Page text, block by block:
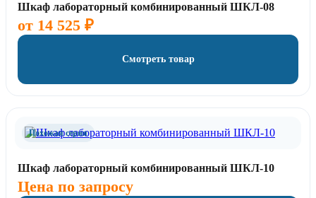
Шкаф лабораторный комбинированный ШКЛ-08
от 14 525 ₽
Смотреть товар
Похожая серия
Шкаф лабораторный комбинированный ШКЛ-10
Цена по запросу